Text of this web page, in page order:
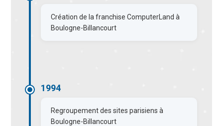
Création de la franchise ComputerLand à
Boulogne-Billancourt
1994
Regroupement des sites parisiens à
Boulogne-Billancourt